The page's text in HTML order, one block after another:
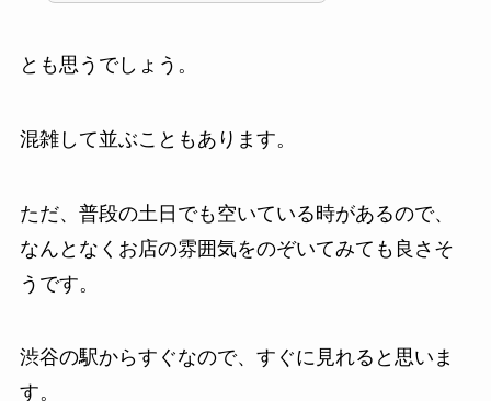
とも思うでしょう。
混雑して並ぶこともあります。
ただ、普段の土日でも空いている時があるので、
なんとなくお店の雰囲気をのぞいてみても良さそ
うです。
渋谷の駅からすぐなので、すぐに見れると思いま
す。